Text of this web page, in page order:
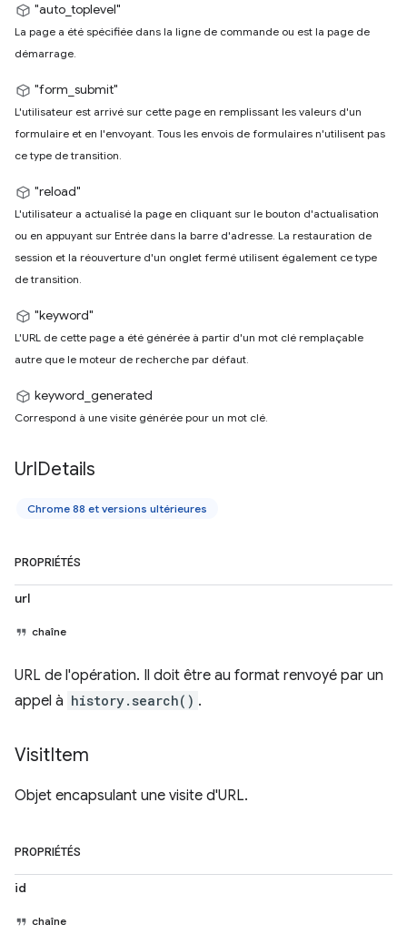
"auto_toplevel"
La page a été spécifiée dans la ligne de commande ou est la page de
démarrage.
"form_submit"
L'utilisateur est arrivé sur cette page en remplissant les valeurs d'un
formulaire et en l'envoyant. Tous les envois de formulaires n'utilisent pas
ce type de transition.
"reload"
L'utilisateur a actualisé la page en cliquant sur le bouton d'actualisation
ou en appuyant sur Entrée dans la barre d'adresse. La restauration de
session et la réouverture d'un onglet fermé utilisent également ce type
de transition.
"keyword"
L'URL de cette page a été générée à partir d'un mot clé remplaçable
autre que le moteur de recherche par défaut.
keyword_generated
Correspond à une visite générée pour un mot clé.
UrlDetails
Chrome 88 et versions ultérieures
PROPRIÉTÉS
url
chaîne
URL de l'opération. Il doit être au format renvoyé par un
appel à history.search() .
VisitItem
Objet encapsulant une visite d'URL.
PROPRIÉTÉS
id
chaîne